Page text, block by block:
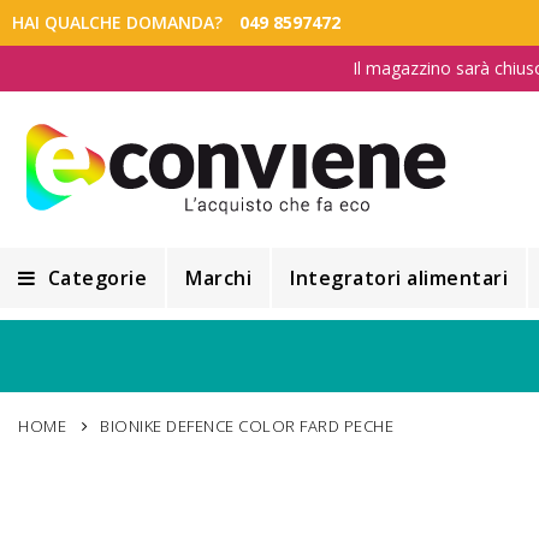
HAI QUALCHE DOMANDA? 049 8597472
Il magazzino sarà
Categorie
Alimentazione e Dietetica
Marchi Integratori alimentari
HOME BIONIKE DEFENCE COLOR FARD PECHE